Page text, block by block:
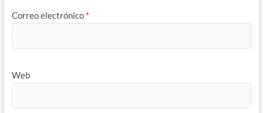
Correo electrónico *
Web